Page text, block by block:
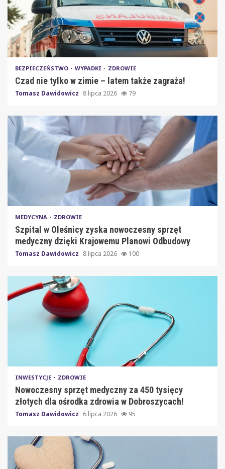
BEZPIECZEŃSTWO WYPADKI ZDROWIE
Czad nie tylko w zimie – latem także zagraża!
Tomasz Dawidowicz 8 lipca 2026 79
MEDYCYNA ZDROWIE
Szpital w Oleśnicy zyska nowoczesny sprzęt
medyczny dzięki Krajowemu Planowi Odbudowy
Tomasz Dawidowicz 8 lipca 2026 100
INWESTYCJE ZDROWIE
Nowoczesny sprzęt medyczny za 450 tysięcy
złotych dla ośrodka zdrowia w Dobroszycach!
Tomasz Dawidowicz 6 lipca 2026 95